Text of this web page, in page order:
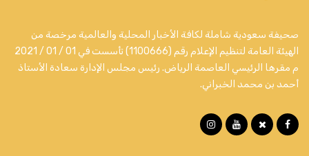
صحيفة سعودية شاملة لكافة الأخبار المحلية والعالمية مرخصة من
الهيئة العامة لتنظيم الإعلام رقم (1100666) تأسست في 01 / 01 / 2021
م مقرها الرئيسي العاصمة الرياض. رئيس مجلس الإدارة سعادة الأستاذ
أحمد بن محمد الخبراني.